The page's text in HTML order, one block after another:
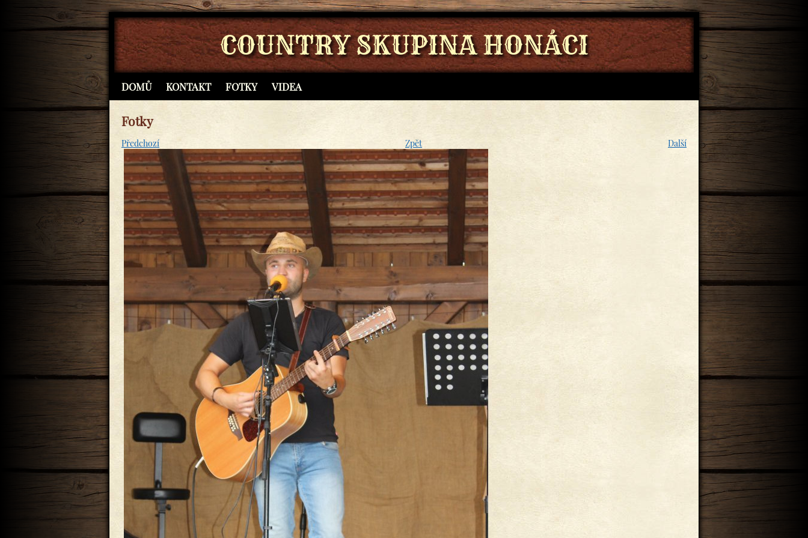
COUNTRY SKUPINA HONÁCI
DOMŮ KONTAKT FOTKY VIDEA
Fotky
Předchozí Zpět Další